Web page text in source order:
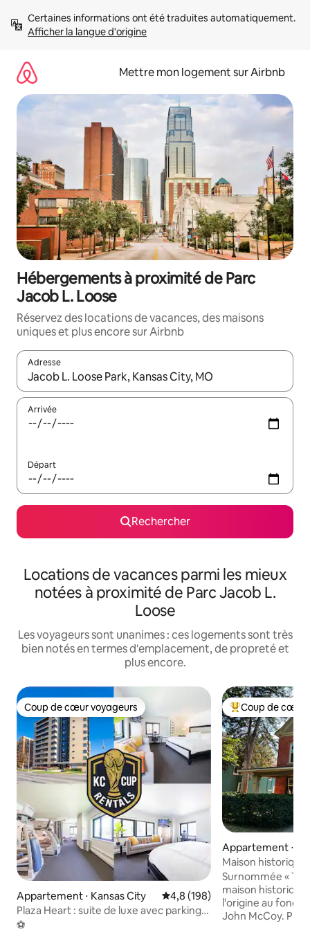
directement
Afficher la langue d'origine
Mettre mon logement sur Airbnb
Hébergements à proximité de Parc
Jacob L. Loose
Réservez des locations de vacances, des maisons
uniques et plus encore sur Airbnb
Adresse
Lorsque les résultats s'affichent, utilisez les flèches vers le
Arrivée
Départ
Rechercher
Locations de vacances parmi les mieux
notées à proximité de Parc Jacob L.
Loose
Les voyageurs sont unanimes : ces logements sont très
bien notés en termes d'emplacement, de propreté et
plus encore.
Coup de cœur voyageurs
Coup de cœur voyageurs
Appartement ⋅ Kansas City Évaluation moyenne sur la
4,8 (198)
Plaza Heart : suite de luxe avec parking
réservé
⚽️
Coups de cœur
Coup de cœur
Appartement ⋅
Maison historique
Surnommée «
maison historique
l'origine au
John McCoy.